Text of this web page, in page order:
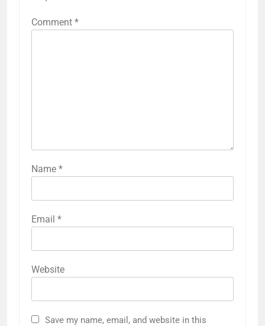
Comment *
Name *
Email *
Website
Save my name, email, and website in this